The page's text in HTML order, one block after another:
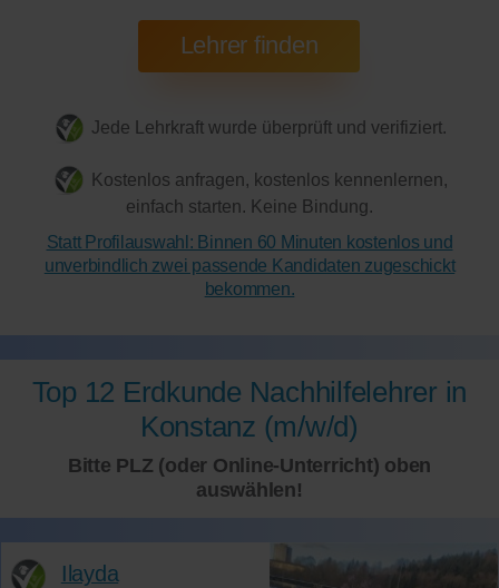
Jede Lehrkraft wurde überprüft und verifiziert.
Kostenlos anfragen, kostenlos kennenlernen,
einfach starten. Keine Bindung.
Statt Profilauswahl: Binnen 60 Minuten kostenlos und
unverbindlich zwei passende Kandidaten zugeschickt
bekommen.
Top 12 Erdkunde Nachhilfelehrer in
Konstanz (m/w/d)
Bitte PLZ (oder Online-Unterricht) oben
auswählen!
Ilayda